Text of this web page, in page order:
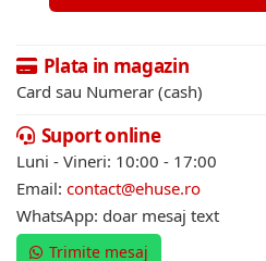
Plata in magazin
Card sau Numerar (cash)
Suport online
Luni - Vineri: 10:00 - 17:00
Email: contact@ehuse.ro
WhatsApp: doar mesaj text
Trimite mesaj